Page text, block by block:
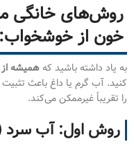
روش‌های خانگی
خون از خوشخواب:
به یاد داشته باشید که همیشه
کنید. آب گرم یا داغ باعث
را تقریباً غیرممکن می‌کند.
روش اول: آب سرد